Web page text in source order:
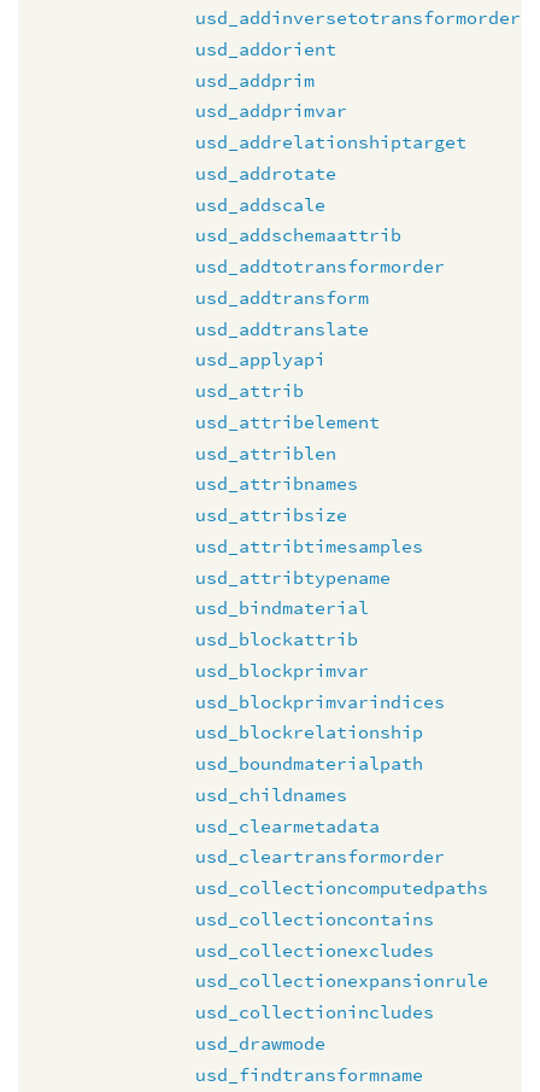
usd_addinversetotransformorder
usd_addorient
usd_addprim
usd_addprimvar
usd_addrelationshiptarget
usd_addrotate
usd_addscale
usd_addschemaattrib
usd_addtotransformorder
usd_addtransform
usd_addtranslate
usd_applyapi
usd_attrib
usd_attribelement
usd_attriblen
usd_attribnames
usd_attribsize
usd_attribtimesamples
usd_attribtypename
usd_bindmaterial
usd_blockattrib
usd_blockprimvar
usd_blockprimvarindices
usd_blockrelationship
usd_boundmaterialpath
usd_childnames
usd_clearmetadata
usd_cleartransformorder
usd_collectioncomputedpaths
usd_collectioncontains
usd_collectionexcludes
usd_collectionexpansionrule
usd_collectionincludes
usd_drawmode
usd_findtransformname